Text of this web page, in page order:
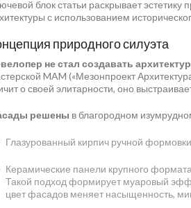
блок статьи раскрывает эстетику
с использованием
природного силуэта
не стал создавать
MAM («Мезонпроект
о своей элитарности, оно
решены в благородном
Глазурованный кирпич ручной
Керамические панели крупного
Такой подход формирует муаровый
цвет фасадов меняет насыщенность,